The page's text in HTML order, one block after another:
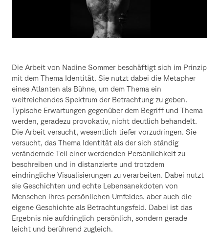
Die Arbeit von Nadine Sommer beschäftigt sich im Prinzip
mit dem Thema Identität. Sie nutzt dabei die Metapher
eines Atlanten als Bühne, um dem Thema ein
weitreichendes Spektrum der Betrachtung zu geben.
Typische Erwartungen gegenüber dem Begriff und Thema
werden, geradezu provokativ, nicht deutlich behandelt.
Die Arbeit versucht, wesentlich tiefer vorzudringen. Sie
versucht, das Thema Identität als der sich ständig
verändernde Teil einer werdenden Persönlichkeit zu
beschreiben und in distanzierte und trotzdem
eindringliche Visualisierungen zu verarbeiten. Dabei nutzt
sie Geschichten und echte Lebensanekdoten von
Menschen ihres persönlichen Umfeldes, aber auch die
eigene Geschichte als Betrachtungsfeld. Dabei ist das
Ergebnis nie aufdringlich persönlich, sondern gerade
leicht und berührend zugleich.